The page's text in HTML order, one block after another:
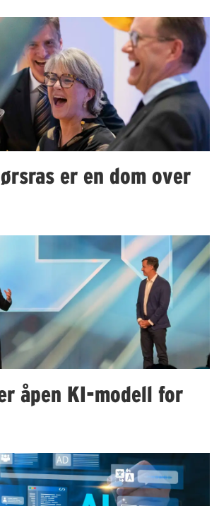
er en dom over
åpen KI-modell for